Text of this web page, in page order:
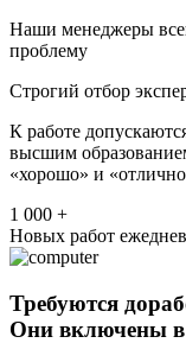
Наши менеджеры
проблему
Строгий отбор
К работе
высшим
«хорошо» и
1 000 +
Новых работ
Требуются
Они включены в